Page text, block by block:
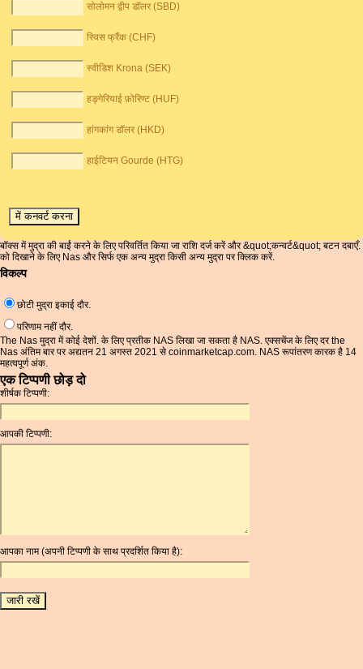
सोलोमन द्वीप डॉलर (SBD)
स्विस फ्रैंक (CHF)
स्वीडिश Krona (SEK)
हङ्गेरियाई फ़ोरिण्ट (HUF)
हांगकांग डॉलर (HKD)
हाईटियन Gourde (HTG)
बॉक्स में मुद्रा की बाईं करने के लिए परिवर्तित किया जा राशि दर्ज करें और &quot;कन्वर्ट&quot; बटन दबाएँ.
को दिखाने के लिए Nas और सिर्फ एक अन्य मुद्रा किसी अन्य मुद्रा पर क्लिक करें.
विकल्प
छोटी मुद्रा इकाई दौर.
परिणाम नहीं दौर.
The Nas मुद्रा में कोई देशों. के लिए प्रतीक NAS लिखा जा सकता है NAS. एक्सचेंज के लिए दर the
Nas अंतिम बार पर अद्यतन 21 अगस्त 2021 से coinmarketcap.com. NAS रूपांतरण कारक है 14
महत्वपूर्ण अंक.
एक टिप्पणी छोड़ दो
शीर्षक टिप्पणी:
आपकी टिप्पणी:
आपका नाम (अपनी टिप्पणी के साथ प्रदर्शित किया है):